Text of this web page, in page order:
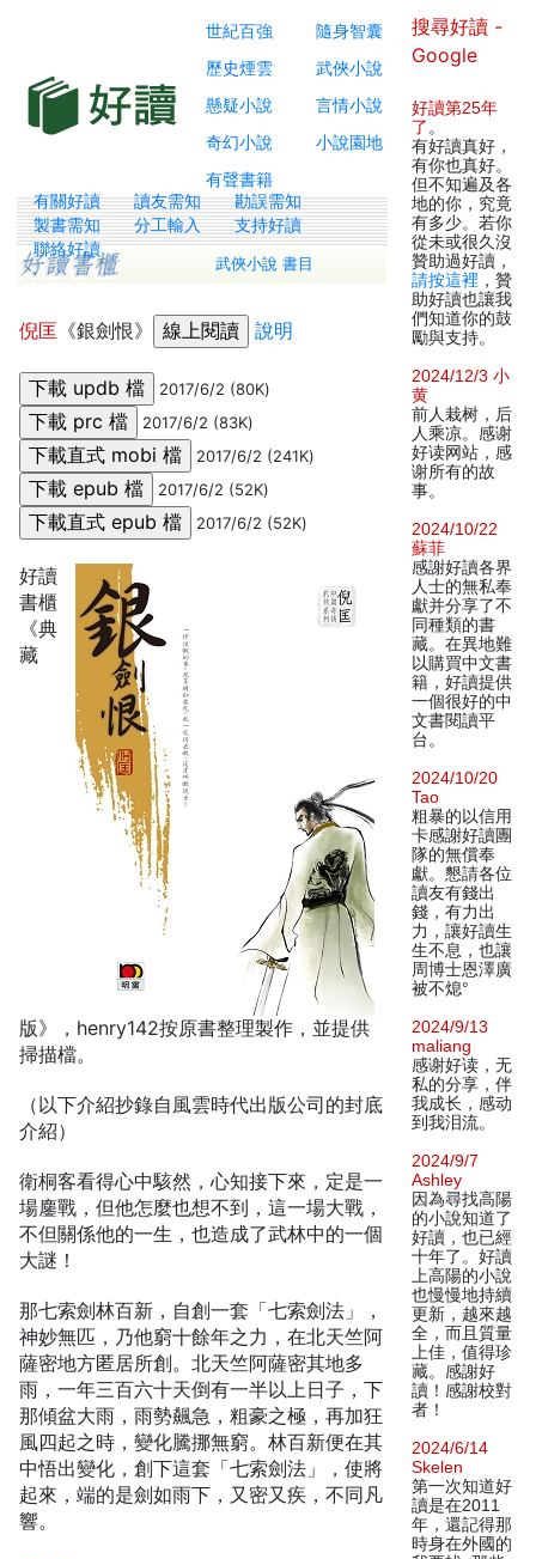
世紀百強
隨身智囊
歷史煙雲
武俠小說
懸疑小說
言情小說
奇幻小說
小說園地
有聲書籍
有關好讀 讀友需知
勘誤需知
製書需知
分工輸入
支持好讀
聯絡好讀
武俠小說 書目
倪匡 《銀劍恨》 說明
2017/6/2 (80K)
2017/6/2 (83K)
2017/6/2 (241K)
2017/6/2 (52K)
2017/6/2 (52K)
好讀
書櫃
《典
藏
版》，henry142按原書整理製作，並提供
掃描檔。
（以下介紹抄錄自風雲時代出版公司的封底
介紹）
衛桐客看得心中駭然，心知接下來，定是一
場鏖戰，但他怎麼也想不到，這一場大戰，
不但關係他的一生，也造成了武林中的一個
大謎！
那七索劍林百新，自創一套「七索劍法」，
神妙無匹，乃他窮十餘年之力，在北天竺阿
薩密地方匿居所創。北天竺阿薩密其地多
雨，一年三百六十天倒有一半以上日子，下
那傾盆大雨，雨勢飆急，粗豪之極，再加狂
風四起之時，變化騰挪無窮。林百新便在其
中悟出變化，創下這套「七索劍法」，使將
起來，端的是劍如雨下，又密又疾，不同凡
響。
搜尋好讀 -
Google
好讀第25年
了 。
有好讀真好，
有你也真好。
但不知遍及各
地的你，究竟
有多少。若你
從未或很久沒
贊助過好讀，
請按這裡 ，贊
助好讀也讓我
們知道你的鼓
勵與支持。
2024/12/3 小
黄
前人栽树，后
人乘凉。感谢
好读网站，感
谢所有的故
事。
2024/10/22
蘇菲
感謝好讀各界
人士的無私奉
獻并分享了不
同種類的書
藏。在異地難
以購買中文書
籍，好讀提供
一個很好的中
文書閱讀平
台。
2024/10/20
Tao
粗暴的以信用
卡感謝好讀團
隊的無償奉
獻。懇請各位
讀友有錢出
錢，有力出
力，讓好讀生
生不息，也讓
周博士恩澤廣
被不熄°
2024/9/13
maliang
感谢好读，无
私的分享，伴
我成长，感动
到我泪流。
2024/9/7
Ashley
因為尋找高陽
的小說知道了
好讀，也已經
十年了。好讀
上高陽的小說
也慢慢地持續
更新，越來越
全，而且質量
上佳，值得珍
藏。感謝好
讀！感謝校對
者！
2024/6/14
Skelen
第一次知道好
讀是在2011
年，還記得那
時身在外國的